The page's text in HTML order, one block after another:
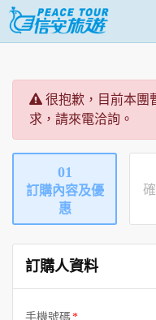
很抱歉，目前本團
求，請來電洽詢。
01
訂購內容及優
惠
訂購人資料
手機號碼